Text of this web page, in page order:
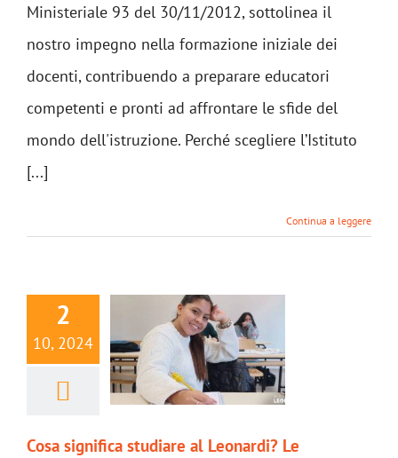
Ministeriale 93 del 30/11/2012, sottolinea il
nostro impegno nella formazione iniziale dei
docenti, contribuendo a preparare educatori
competenti e pronti ad affrontare le sfide del
mondo dell'istruzione. Perché scegliere l’Istituto
[...]
Continua a leggere
2
10, 2024
Cosa significa studiare al Leonardi? Le